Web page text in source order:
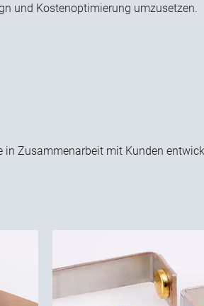
und Kostenoptimierung umzusetzen.
Zusammenarbeit mit Kunden